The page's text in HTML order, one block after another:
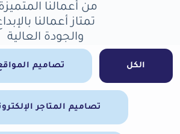
من أعمالنا
تمتاز أعمالنا
والجودة العالية
الكل تصاميم
تصاميم المتاجر